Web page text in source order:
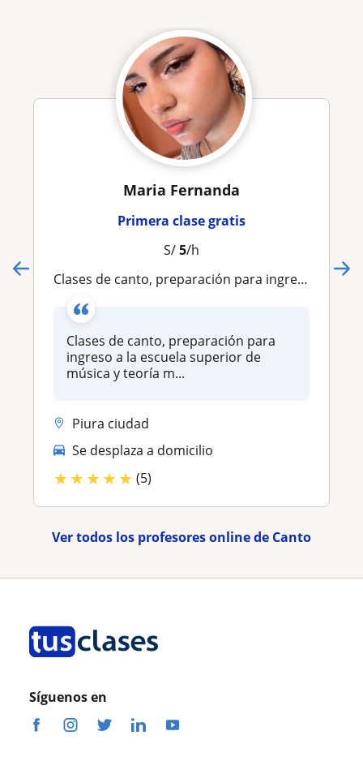
Maria Fernanda
Primera clase gratis
S/5/h
Clases de canto, preparación para ingreso a la escuela superior de música y teoría musical
Clases de canto, preparación para
ingreso a la escuela superior de
música y teoría m...
Piura ciudad
Se desplaza a domicilio
★★★★★ (5)
Ver todos los profesores online de Canto
Síguenos en